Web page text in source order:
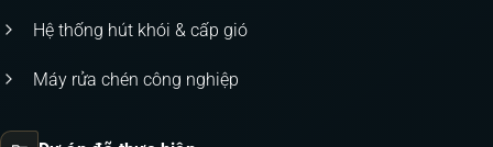
Hệ thống hút khói & cấp gió
Máy rửa chén công nghiệp